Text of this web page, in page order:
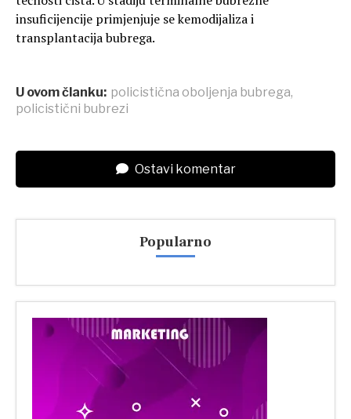
insuficijencije primjenjuje se kemodijaliza i
transplantacija bubrega.
U ovom članku: policistična oboljenja bubrega,
policistični bubrezi
Ostavi komentar
Popularno